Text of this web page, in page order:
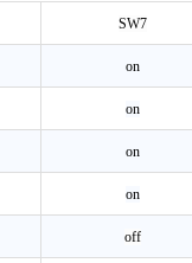
SW7
on
on
on
on
off